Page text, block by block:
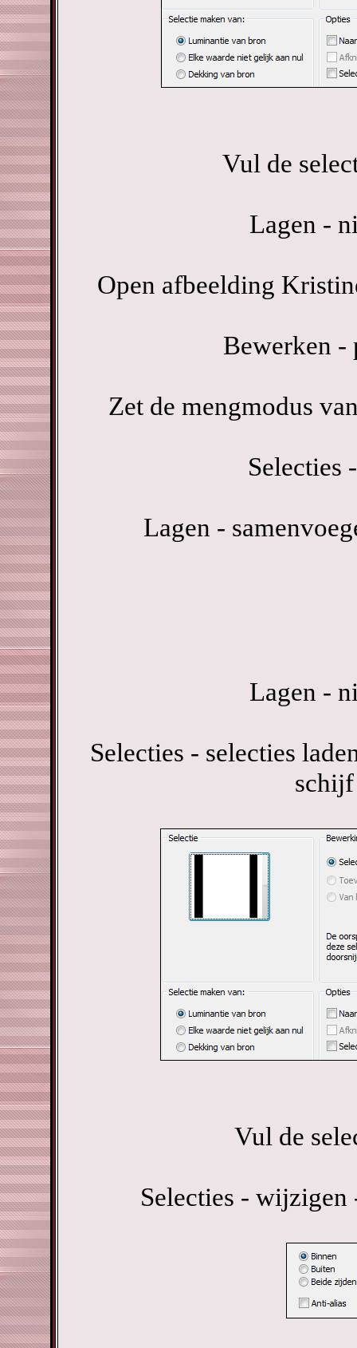
Vul de
Lagen -
Open afbeelding
Bewerken -
Zet de mengmodus
Selecties
Lagen -
Lagen -
Selecties - selecties
Vul de
Selecties - wijzigen